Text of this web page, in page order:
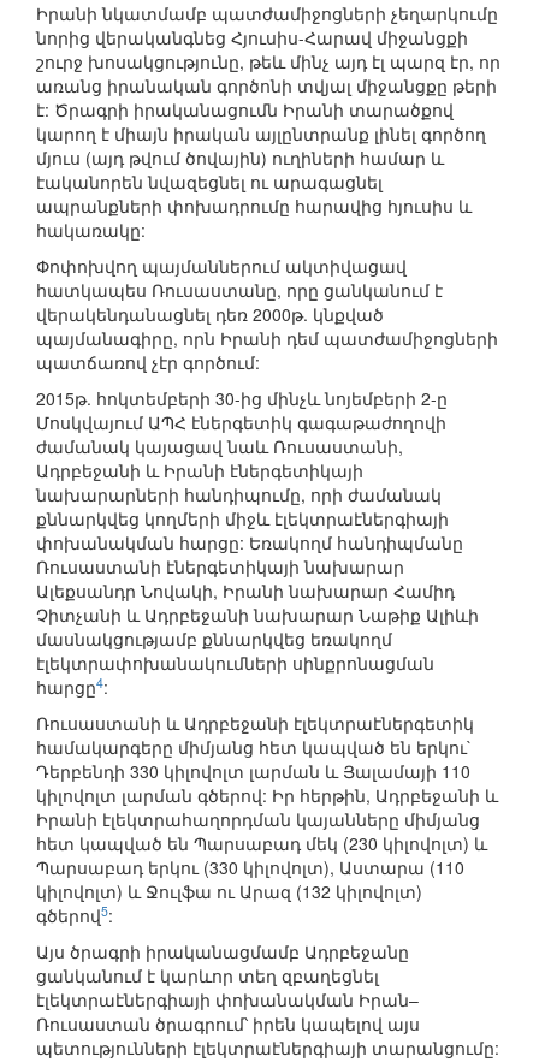
Իրանի նկատմամբ պատժամիջոցների չեղարկումը
նորից վերականգնեց Հյուսիս-Հարավ միջանցքի
շուրջ խոսակցությունը, թեև մինչ այդ էլ պարզ էր, որ
առանց իրանական գործոնի տվյալ միջանցքը թերի
է: Ծրագրի իրականացումն Իրանի տարածքով
կարող է միայն իրական այլընտրանք լինել գործող
մյուս (այդ թվում ծովային) ուղիների համար և
էականորեն նվազեցնել ու արագացնել
ապրանքների փոխադրումը հարավից հյուսիս և
հակառակը:
Փոփոխվող պայմաններում ակտիվացավ
հատկապես Ռուսաստանը, որը ցանկանում է
վերակենդանացնել դեռ 2000թ. կնքված
պայմանագիրը, որն Իրանի դեմ պատժամիջոցների
պատճառով չէր գործում:
2015թ. հոկտեմբերի 30-ից մինչև նոյեմբերի 2-ը
Մոսկվայում ԱՊՀ էներգետիկ գագաթաժողովի
ժամանակ կայացավ նաև Ռուսաստանի,
Ադրբեջանի և Իրանի էներգետիկայի
նախարարների հանդիպումը, որի ժամանակ
քննարկվեց կողմերի միջև էլեկտրաէներգիայի
փոխանակման հարցը: Եռակողմ հանդիպմանը
Ռուսաստանի էներգետիկայի նախարար
Ալեքսանդր Նովակի, Իրանի նախարար Համիդ
Չիտչանի և Ադրբեջանի նախարար Նաթիք Ալիևի
մասնակցությամբ քննարկվեց եռակողմ
էլեկտրափոխանակումների սինքրոնացման
հարցը4:
Ռուսաստանի և Ադրբեջանի էլեկտրաէներգետիկ
համակարգերը միմյանց հետ կապված են երկու`
Դերբենդի 330 կիլովոլտ լարման և Յալամայի 110
կիլովոլտ լարման գծերով: Իր հերթին, Ադրբեջանի և
Իրանի էլեկտրահաղորդման կայանները միմյանց
հետ կապված են Պարսաբադ մեկ (230 կիլովոլտ) և
Պարսաբադ երկու (330 կիլովոլտ), Աստարա (110
կիլովոլտ) և Ջուլֆա ու Արազ (132 կիլովոլտ)
գծերով5:
Այս ծրագրի իրականացմամբ Ադրբեջանը
ցանկանում է կարևոր տեղ զբաղեցնել
էլեկտրաէներգիայի փոխանակման Իրան–
Ռուսաստան ծրագրում՝ իրեն կապելով այս
պետությունների էլեկտրաէներգիայի տարանցումը: